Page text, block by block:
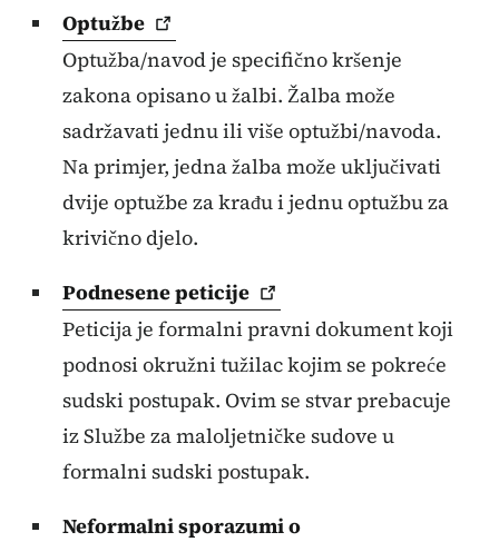
Optužbe
Optužba/navod je specifično kršenje
zakona opisano u žalbi. Žalba može
sadržavati jednu ili više optužbi/navoda.
Na primjer, jedna žalba može uključivati ​​
dvije optužbe za krađu i jednu optužbu za
krivično djelo.
Podnesenepeticije
Peticija je formalni pravni dokument koji
podnosi okružni tužilac kojim se pokreće
sudski postupak. Ovim se stvar prebacuje
iz Službe za maloljetničke sudove u
formalni sudski postupak.
Neformalni sporazumi o